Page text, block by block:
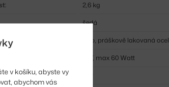
2,6 kg
šedá
sklo, práškově lakovaná ocel
E27, max 60 Watt
v košíku, abyste vy
abychom vás